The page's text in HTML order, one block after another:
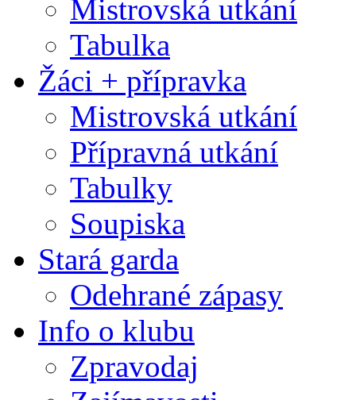
Mistrovská utkání
Tabulka
Žáci + přípravka
Mistrovská utkání
Přípravná utkání
Tabulky
Soupiska
Stará garda
Odehrané zápasy
Info o klubu
Zpravodaj